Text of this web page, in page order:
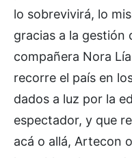
lo sobrevivirá, lo
gracias a la gestión
compañera Nora
recorre el país en
dados a luz por la
espectador, y que
acá o allá, Artecon